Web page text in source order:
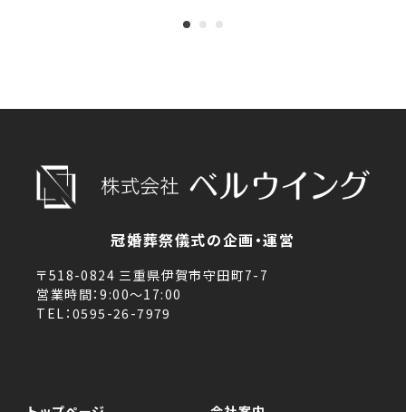
冠婚葬祭儀式の企画・運営
〒518-0824 三重県伊賀市守田町7-7
営業時間：9:00～17:00
TEL：0595-26-7979